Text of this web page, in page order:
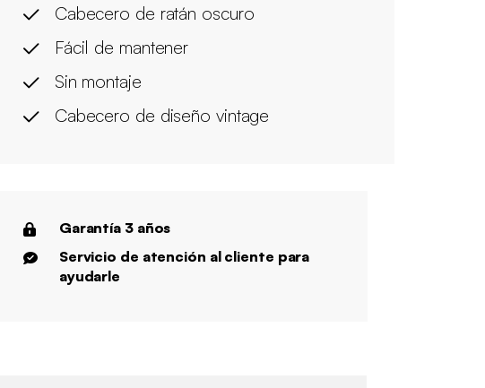
Cabecero de ratán oscuro
Fácil de mantener
Sin montaje
Cabecero de diseño vintage
Garantía 3 años
Servicio de atención al cliente para
ayudarle